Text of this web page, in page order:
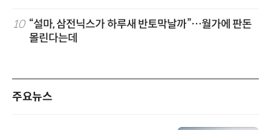
10 “설마, 삼전닉스가 하루새 반토막날까”…월가에 판돈
몰린다는데
주요뉴스